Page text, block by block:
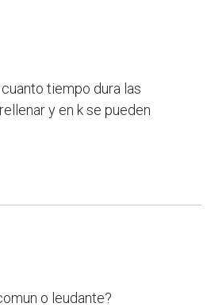
tiempo dura las
y en k se pueden
o leudante?